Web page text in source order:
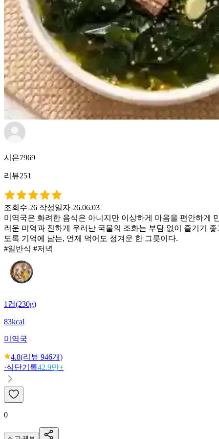
시은7969
리뷰251
조회수 26 작성일자 26.06.03
미역국은 화려한 음식은 아니지만 이상하게 마음을 편안하게
러운 미역과 진하게 우러난 국물의 조화는 부담 없이 즐기기
도록 기억에 남는, 언제 먹어도 정겨운 한 그릇이다.
#일반식 #저녁
1컵(230g)
83kcal
미역국
4.8(리뷰 946개)
·식단기록42.9만+
0